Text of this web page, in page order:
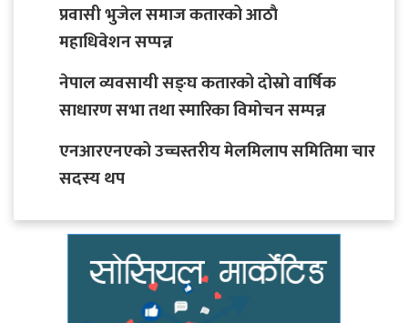
प्रवासी भुजेल समाज कतारको आठाै
महाधिवेशन सप्पन्न
नेपाल व्यवसायी सङ्घ कतारको दोस्रो वार्षिक
साधारण सभा तथा स्मारिका विमोचन सम्पन्न
एनआरएनएको उच्चस्तरीय मेलमिलाप समितिमा चार
सदस्य थप